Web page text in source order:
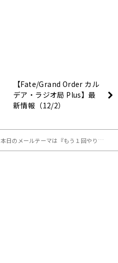
【Fate/Grand Order カル
デア・ラジオ局 Plus】最
新情報（12/2）
本日のメールテーマは『もう１回やり直したい！』金曜24時～超!A&G+にて生放送「千葉翔也のトゥー・ビー・ナイト」